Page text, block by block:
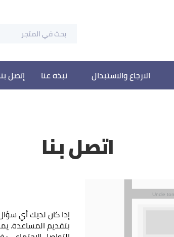
الارجاع والاستبدال نبذه عنا إتصل
اتصل بنا
إذا كان لديك أي
بتقديم المساعدة.